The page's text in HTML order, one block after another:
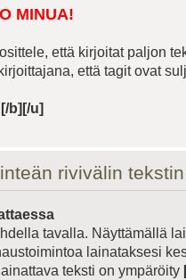
MINUA!
että kirjoitat paljon
että tagit ovat
[/b][/u]
rivivälin
tavalla. Näyttämällä
lainataksesi
teksti on ympäröity